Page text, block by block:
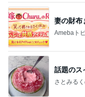
妻の財布
Amebaト
話題の
さとみる